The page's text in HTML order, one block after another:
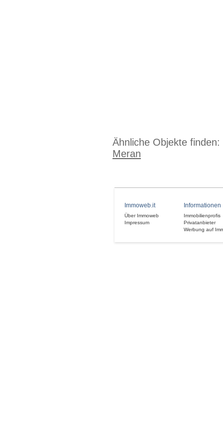
Ähnliche Objekte finden:
Meran
Immoweb.it
Über Immoweb
Impressum
Informationen
Immobilienprofis
Privatanbieter
Werbung auf